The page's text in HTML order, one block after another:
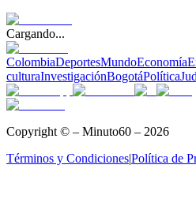
Cargando...
ColombiaDeportesMundoEconomía
culturaInvestigaciónBogotáPolítica
Copyright © – Minuto60 – 2026
Términos y Condiciones|Política de